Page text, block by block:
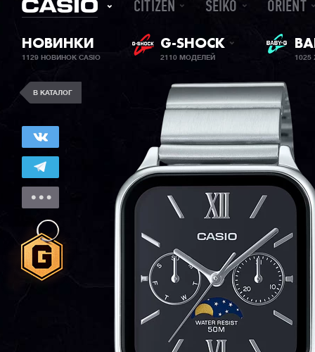
CITIZEN SEIKO ORIENT
НОВИНКИ
1129 НОВИНОК CASIO
G-SHOCK
2110 МОДЕЛЕЙ
В КАТАЛОГ